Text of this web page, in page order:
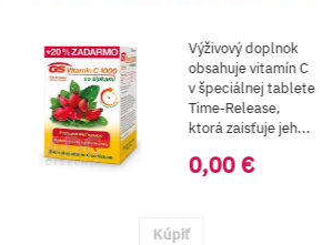
Výživový doplnok
obsahuje vitamín C
v špeciálnej tablete
Time-Release,
ktorá zaisťuje jeh...
0,00 €
Kúpiť